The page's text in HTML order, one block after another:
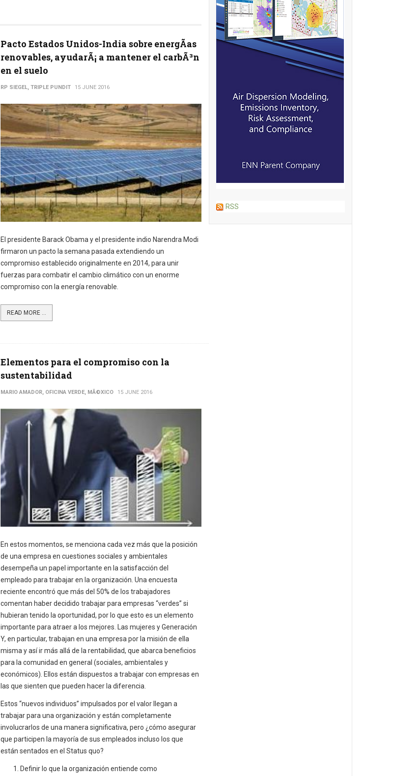
Pacto Estados Unidos-India sobre energÃ­as
renovables, ayudarÃ¡ a mantener el carbÃ³n
en el suelo
RP SIEGEL, TRIPLE PUNDIT 15 JUNE 2016
El presidente Barack Obama y el presidente indio Narendra Modi
firmaron un pacto la semana pasada extendiendo un
compromiso establecido originalmente en 2014, para unir
fuerzas para combatir el cambio climático con un enorme
compromiso con la energía renovable.
READ MORE ...
Elementos para el compromiso con la
sustentabilidad
MARIO AMADOR, OFICINA VERDE, MÃ©XICO 15 JUNE 2016
En estos momentos, se menciona cada vez más que la posición
de una empresa en cuestiones sociales y ambientales
desempeña un papel importante en la satisfacción del
empleado para trabajar en la organización. Una encuesta
reciente encontró que más del 50% de los trabajadores
comentan haber decidido trabajar para empresas “verdes” si
hubieran tenido la oportunidad, por lo que esto es un elemento
importante para atraer a los mejores. Las mujeres y Generación
Y, en particular, trabajan en una empresa por la misión de ella
misma y así ir más allá de la rentabilidad, que abarca beneficios
para la comunidad en general (sociales, ambientales y
económicos). Ellos están dispuestos a trabajar con empresas en
las que sienten que pueden hacer la diferencia.
Estos “nuevos individuos” impulsados por el valor llegan a
trabajar para una organización y están completamente
involucrarlos de una manera significativa, pero ¿cómo asegurar
que participen la mayoría de sus empleados incluso los que
están sentados en el Status quo?
Definir lo que la organización entiende como
RSS